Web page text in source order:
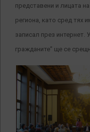
представени и лицата
региона, като сред тях
записал през интернет.
гражданите” ще се